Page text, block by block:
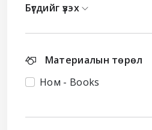
Бүгдийг үзэх
Материалын төрөл
Ном - Books